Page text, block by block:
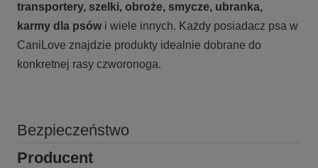
transportery, szelki, obroże, smycze, ubranka,
karmy dla psówi wiele innych. Każdy posiadacz psa w
CaniLove znajdzie produkty idealnie dobrane do
konkretnej rasy czworonoga.
Bezpieczeństwo
Producent